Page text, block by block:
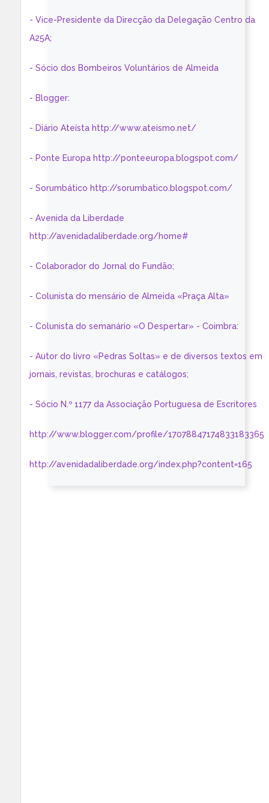
- Vice-Presidente da Direcção da Delegação Centro da
A25A;
- Sócio dos Bombeiros Voluntários de Almeida
- Blogger:
- Diário Ateísta http://www.ateismo.net/
- Ponte Europa http://ponteeuropa.blogspot.com/
- Sorumbático http://sorumbatico.blogspot.com/
- Avenida da Liberdade
http://avenidadaliberdade.org/home#
- Colaborador do Jornal do Fundão;
- Colunista do mensário de Almeida «Praça Alta»
- Colunista do semanário «O Despertar» - Coimbra:
- Autor do livro «Pedras Soltas» e de diversos textos em
jornais, revistas, brochuras e catálogos;
- Sócio N.º 1177 da Associação Portuguesa de Escritores
http://www.blogger.com/profile/17078847174833183365
http://avenidadaliberdade.org/index.php?content=165